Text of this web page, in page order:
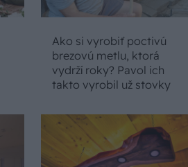
Ako si vyrobiť poctivú
brezovú metlu, ktorá
vydrží roky? Pavol ich
takto vyrobil už stovky